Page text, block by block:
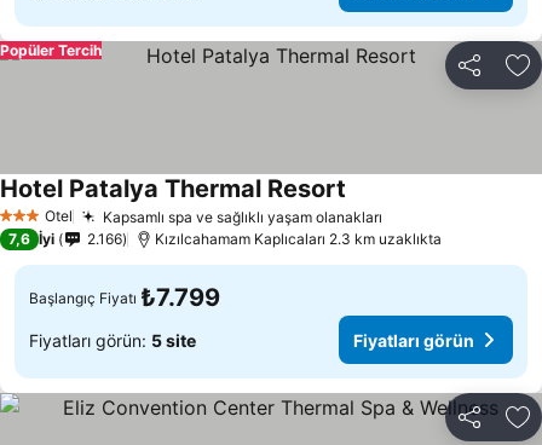
Paylaş
Popüler Tercih
3 YıldızOtel Kapsamlı spa ve sağlıklı yaşam olanakları
Hotel Patalya Thermal Resort
7,6 İyi 2.166 Kızılcahamam Kaplıcaları 2.3 km uzaklıkta
Başlangıç Fiyatı ₺7.799
Fiyatları görün: 5 site Fiyatları görün
Paylaş